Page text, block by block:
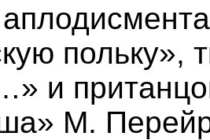
польку»,
и
М.